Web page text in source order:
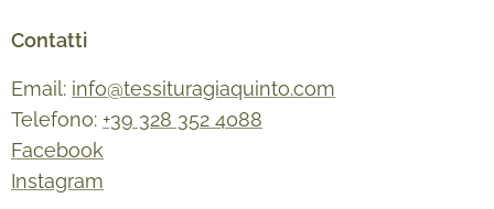
Contatti
Email: info@tessituragiaquinto.com
Telefono: +39 328 352 4088
Facebook
Instagram